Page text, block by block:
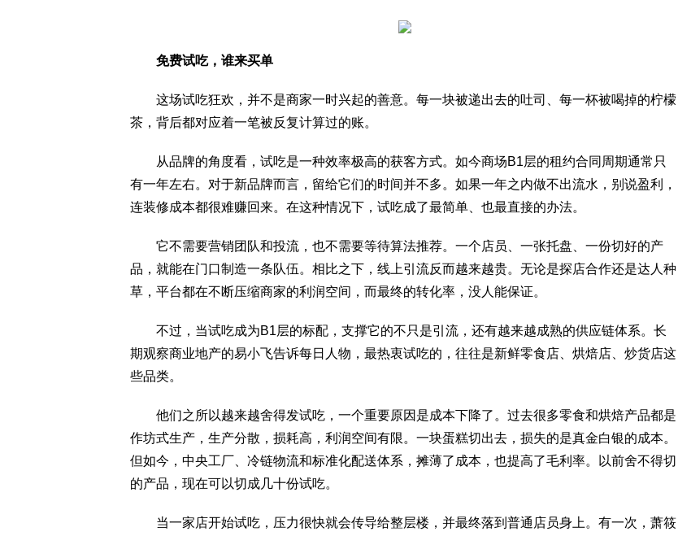
免费试吃，谁来买单
这场试吃狂欢，并不是商家一时兴起的善意。每一块被递出去的吐司、每一杯被喝掉的柠檬
茶，背后都对应着一笔被反复计算过的账。
从品牌的角度看，试吃是一种效率极高的获客方式。如今商场B1层的租约合同周期通常只
有一年左右。对于新品牌而言，留给它们的时间并不多。如果一年之内做不出流水，别说盈利，
连装修成本都很难赚回来。在这种情况下，试吃成了最简单、也最直接的办法。
它不需要营销团队和投流，也不需要等待算法推荐。一个店员、一张托盘、一份切好的产
品，就能在门口制造一条队伍。相比之下，线上引流反而越来越贵。无论是探店合作还是达人种
草，平台都在不断压缩商家的利润空间，而最终的转化率，没人能保证。
不过，当试吃成为B1层的标配，支撑它的不只是引流，还有越来越成熟的供应链体系。长
期观察商业地产的易小飞告诉每日人物，最热衷试吃的，往往是新鲜零食店、烘焙店、炒货店这
些品类。
他们之所以越来越舍得发试吃，一个重要原因是成本下降了。过去很多零食和烘焙产品都是
作坊式生产，生产分散，损耗高，利润空间有限。一块蛋糕切出去，损失的是真金白银的成本。
但如今，中央工厂、冷链物流和标准化配送体系，摊薄了成本，也提高了毛利率。以前舍不得切
的产品，现在可以切成几十份试吃。
当一家店开始试吃，压力很快就会传导给整层楼，并最终落到普通店员身上。有一次，萧筱